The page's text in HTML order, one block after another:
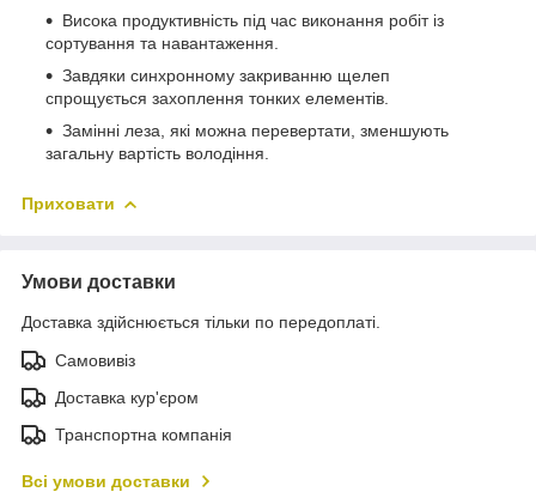
Висока продуктивність під час виконання робіт із
сортування та навантаження.
Завдяки синхронному закриванню щелеп
спрощується захоплення тонких елементів.
Замінні леза, які можна перевертати, зменшують
загальну вартість володіння.
Приховати
Умови доставки
Доставка здійснюється тільки по передоплаті.
Самовивіз
Доставка кур'єром
Транспортна компанія
Всі умови доставки